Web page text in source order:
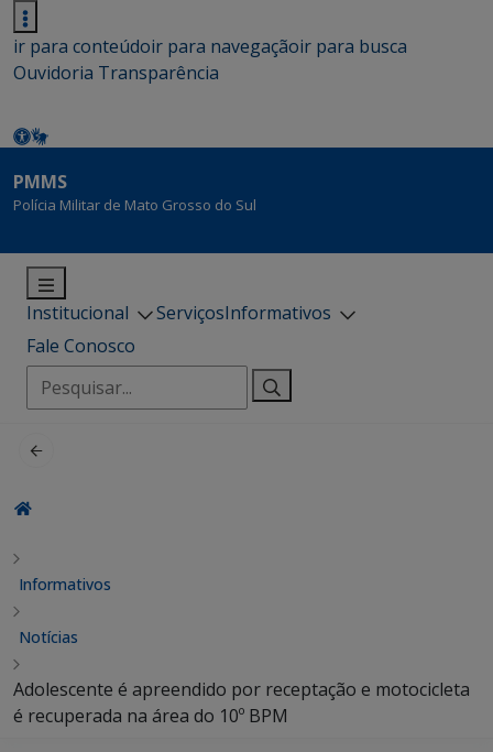
ir para conteúdoir para navegaçãoir para busca
Ouvidoria Transparência
PMMS
Polícia Militar de Mato Grosso do Sul
Institucional ServiçosInformativos
Fale Conosco
Pesquisar
por:
Informativos
Notícias
Adolescente é apreendido por receptação e motocicleta
é recuperada na área do 10º BPM